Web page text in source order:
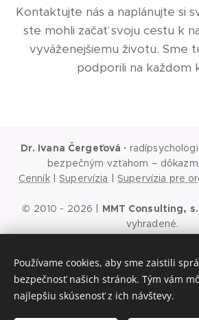
Kontaktujte nás a naplánujte si
ste mohli začať svoju cestu k
vyváženejšiemu životu. Sme
podporili na každom
Dr. Ivana Čergeťová ·
bezpečným vzťahom –
Cenník|Supervízia |Supervízia pre
© 2010 - 2026 | MMT Consulting,
vyhradené.
obchodné
Prvý krok je rozhovor
Používame cookies, aby sme zaistili
bezpečnosť našich stránok. Tým vám
najlepšiu skúsenosť z ich návštevy.